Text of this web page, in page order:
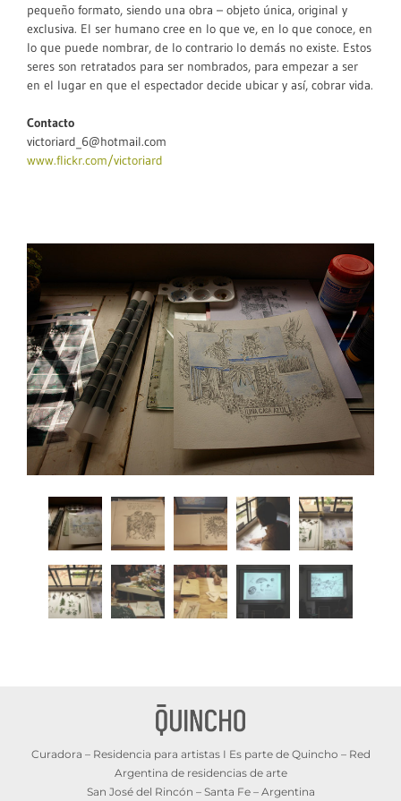
pequeño formato, siendo una obra – objeto única, original y
exclusiva. El ser humano cree en lo que ve, en lo que conoce, en
lo que puede nombrar, de lo contrario lo demás no existe. Estos
seres son retratados para ser nombrados, para empezar a ser
en el lugar en que el espectador decide ubicar y así, cobrar vida.
Contacto
victoriard_6@hotmail.com
www.flickr.com/victoriard
Curadora – Residencia para artistas I Es parte de Quincho – Red
Argentina de residencias de arte
San José del Rincón – Santa Fe – Argentina